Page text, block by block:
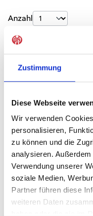
Zustimmung
Diese Webseite
Wir verwenden
personalisieren,
zu können und die
analysieren.
Verwendung unserer
soziale Medien,
Partner führen diese
weiteren Daten
Produkt
Anzahl
Sofort verfügbar,
Produktdetails